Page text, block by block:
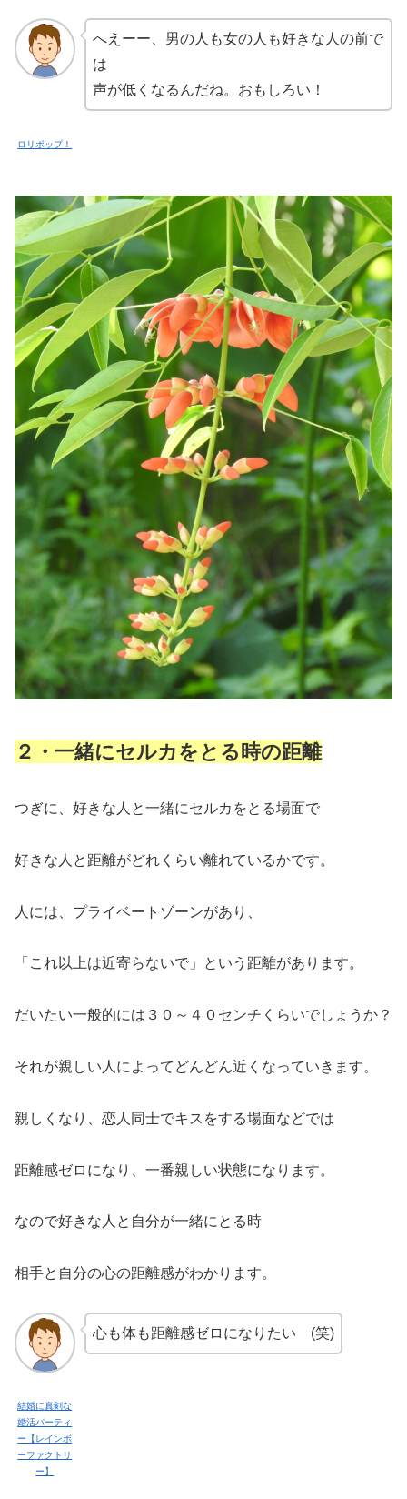
ロリポップ！
へえーー、男の人も女の人も好きな人の前で
は
声が低くなるんだね。おもしろい！
２・一緒にセルカをとる時の距離
つぎに、好きな人と一緒にセルカをとる場面で
好きな人と距離がどれくらい離れているかです。
人には、プライベートゾーンがあり、
「これ以上は近寄らないで」という距離があります。
だいたい一般的には３０～４０センチくらいでしょうか？
それが親しい人によってどんどん近くなっていきます。
親しくなり、恋人同士でキスをする場面などでは
距離感ゼロになり、一番親しい状態になります。
なので好きな人と自分が一緒にとる時
相手と自分の心の距離感がわかります。
結婚に真剣な
婚活パーティ
ー【レインボ
ーファクトリ
ー】
心も体も距離感ゼロになりたい (笑)